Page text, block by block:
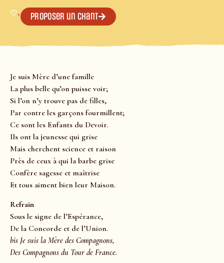
♡+ Proposer un chant
Je suis Mère d’une famille
La plus belle qu’on puisse voir;
Si l’on n’y trouve pas de filles,
Par contre les garçons fourmillent;
Ce sont les Enfants du Devoir.
IIs ont la jeunesse qui grise
Mais cherchent science et raison
Près de ceux à qui la barbe grise
Confère sagesse et maîtrise
Et tous aiment bien leur Maison.
Refrain
Sous le signe de l’Espérance,
De la Concorde et de l’Union.
bis Je suis la Mère des Compagnons,
Des Compagnons du Tour de France.